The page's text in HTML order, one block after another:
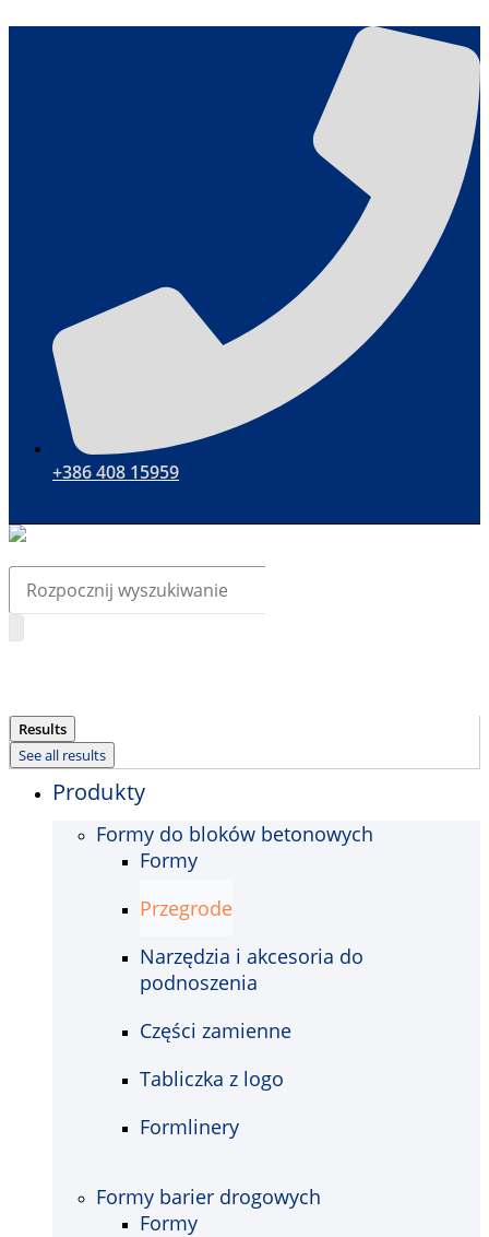
+386 408 15959
Search
Results
See all results
Produkty
Formy do bloków betonowych
Formy
Przegrode
Narzędzia i akcesoria do
podnoszenia
Części zamienne
Tabliczka z logo
Formlinery
Formy barier drogowych
Formy